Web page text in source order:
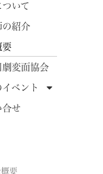
いて
の紹介
要
劇変面協会
ベント
合せ
要